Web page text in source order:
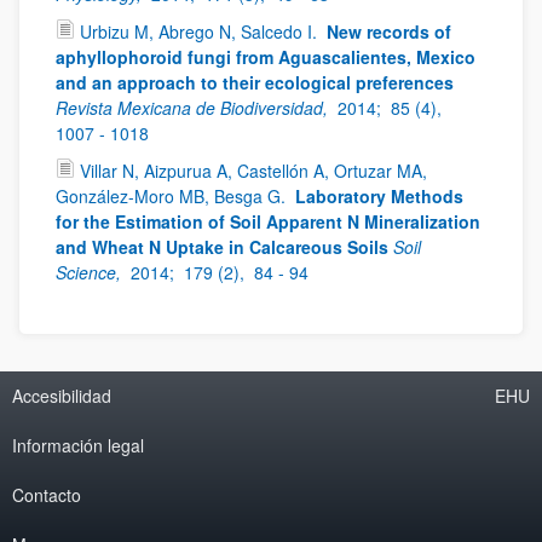
Urbizu M, Abrego N, Salcedo I. New records of
aphyllophoroid fungi from Aguascalientes, Mexico
and an approach to their ecological preferences
Revista Mexicana de Biodiversidad, 2014; 85 (4),
1007 - 1018
Villar N, Aizpurua A, Castellón A, Ortuzar MA,
González-Moro MB, Besga G. Laboratory Methods
for the Estimation of Soil Apparent N Mineralization
and Wheat N Uptake in Calcareous Soils Soil
Science, 2014; 179 (2), 84 - 94
Accesibilidad
Información legal
Contacto
EHU